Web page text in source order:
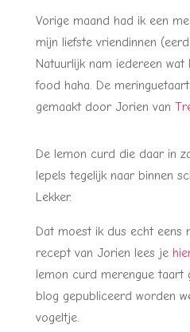
Vorige maand had ik een
mijn liefste vriendinnen
Natuurlijk nam iedereen wat
food haha. De
gemaakt door Jorien van
De lemon curd die daar in
lepels tegelijk naar binnen
Lekker.
Dat moest ik dus echt eens
recept van Jorien lees je hier
lemon curd merengue
blog gepubliceerd worden
vogeltje.